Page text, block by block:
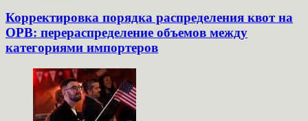
Корректировка порядка распределения квот на
ОРВ: перераспределение объемов между
категориями импортеров